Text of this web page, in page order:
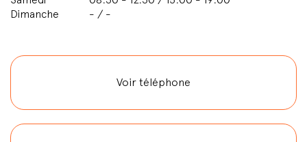
Dimanche
- / -
Voir téléphone